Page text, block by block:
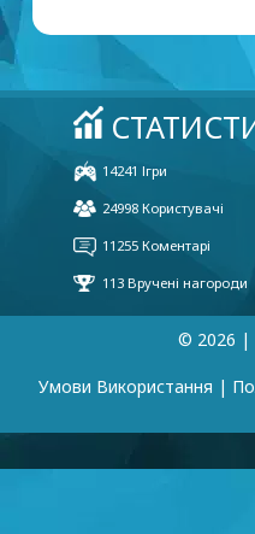
© 2026 |
Умови Використання |